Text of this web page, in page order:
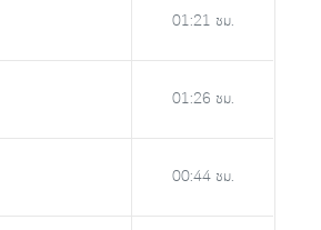
01:21 ชม.
01:26 ชม.
00:44 ชม.